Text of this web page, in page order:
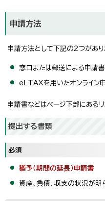
申請方法
申請方法として下記の2つがあり
窓口または郵送による申請
eLTAXを用いたオンライン
申請書などはページ下部にあるリ
提出する書類
必須
猶予（期間の延長）申請書
資産、負債、収支の状況が明